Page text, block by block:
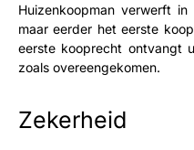
Huizenkoopman verwerft
maar eerder het eerste
eerste kooprecht ontvangt
zoals overeengekomen.
Zekerheid